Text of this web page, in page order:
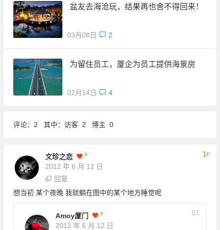
盆友去海沧玩，结果再也舍不得回来！
03月08日 2
为留住员工，厦企为员工提供海景房
02月14日 4
评论：2 其中：访客 2 博主 0
文珍之恋 9
2012 年 6 月 12 日
1F
回复
想当初 某个夜晚 我就躺在图中的某个地方睡觉呢
Amoy厦门 9
2012 年 6 月 12 日
B1